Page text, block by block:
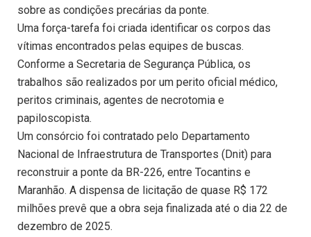
sobre as condições precárias da ponte.
Uma força-tarefa foi criada identificar os corpos das
vítimas encontrados pelas equipes de buscas.
Conforme a Secretaria de Segurança Pública, os
trabalhos são realizados por um perito oficial médico,
peritos criminais, agentes de necrotomia e
papiloscopista.
Um consórcio foi contratado pelo Departamento
Nacional de Infraestrutura de Transportes (Dnit) para
reconstruir a ponte da BR-226, entre Tocantins e
Maranhão. A dispensa de licitação de quase R$ 172
milhões prevê que a obra seja finalizada até o dia 22 de
dezembro de 2025.